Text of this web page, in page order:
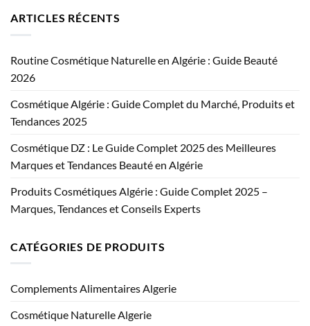
ARTICLES RÉCENTS
Routine Cosmétique Naturelle en Algérie : Guide Beauté
2026
Cosmétique Algérie : Guide Complet du Marché, Produits et
Tendances 2025
Cosmétique DZ : Le Guide Complet 2025 des Meilleures
Marques et Tendances Beauté en Algérie
Produits Cosmétiques Algérie : Guide Complet 2025 –
Marques, Tendances et Conseils Experts
CATÉGORIES DE PRODUITS
Complements Alimentaires Algerie
Cosmétique Naturelle Algerie